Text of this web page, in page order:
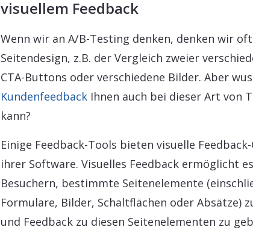
visuellem Feedback
Wenn wir an A/B-Testing denken, denken wir
Seitendesign, z.B. der Vergleich zweier
CTA-Buttons oder verschiedene Bilder. Aber
Kundenfeedback Ihnen auch bei dieser Art von
kann?
Einige Feedback-Tools bieten visuelle
ihrer Software. Visuelles Feedback ermöglicht
Besuchern, bestimmte Seitenelemente
Formulare, Bilder, Schaltflächen oder Absätze)
und Feedback zu diesen Seitenelementen zu